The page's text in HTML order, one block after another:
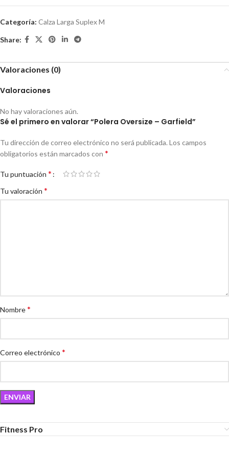
Categoría: Calza Larga Suplex M
Share:
Valoraciones (0)
Valoraciones
No hay valoraciones aún.
Sé el primero en valorar “Polera Oversize – Garfield”
Tu dirección de correo electrónico no será publicada. Los campos
obligatorios están marcados con *
Tu puntuación *
Tu valoración *
Nombre*
Correo electrónico *
Fitness Pro